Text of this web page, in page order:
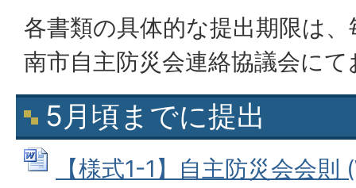
各書類の具体的な提出期限は
南市自主防災会連絡協議会に
5月頃までに提出
【様式1-1】自主防災会会